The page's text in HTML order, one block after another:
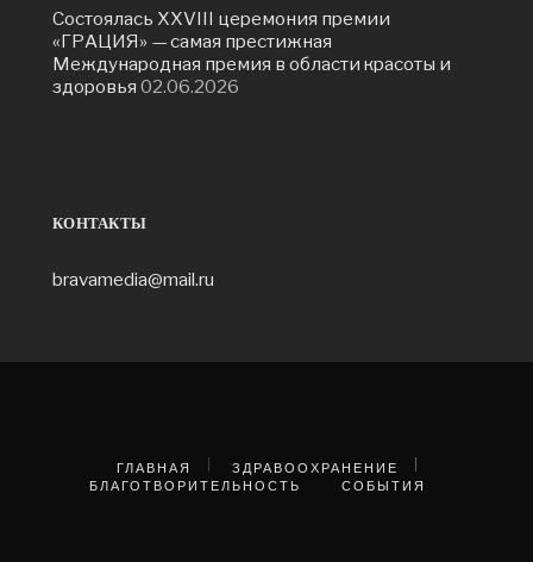
Состоялась ХXVIII церемония премии
«ГРАЦИЯ» — самая престижная
Международная премия в области красоты и
здоровья 02.06.2026
КОНТАКТЫ
bravamedia@mail.ru
ГЛАВНАЯ
ЗДРАВООХРАНЕНИЕ
БЛАГОТВОРИТЕЛЬНОСТЬ
СОБЫТИЯ